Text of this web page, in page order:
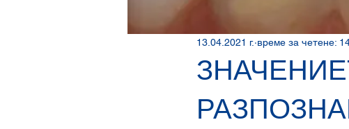
CAD/CAM технологии
Дентални технологии Modern
13.04.2021 г. време за четене: